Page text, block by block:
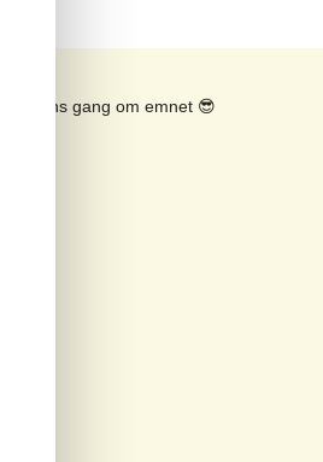
Se solens gang om emnet 😎